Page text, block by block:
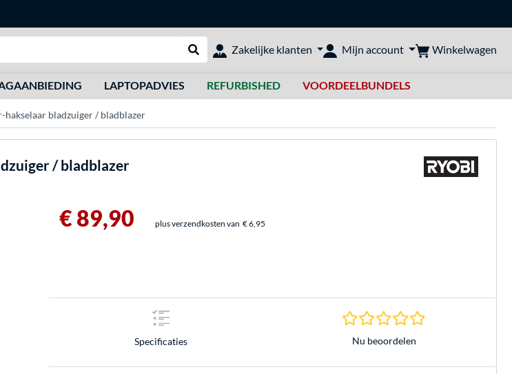
Webshop doorzoeken
Zakelijke klanten Mijn account Winkelwagen
LAPTOPADVIES REFURBISHED VOORDEELBUNDELS
hakselaar bladzuiger / bladblazer
/ bladblazer
€ 89,90 plus verzendkosten van € 6,95
Specificaties
0.0 sterren
Nu beoordelen